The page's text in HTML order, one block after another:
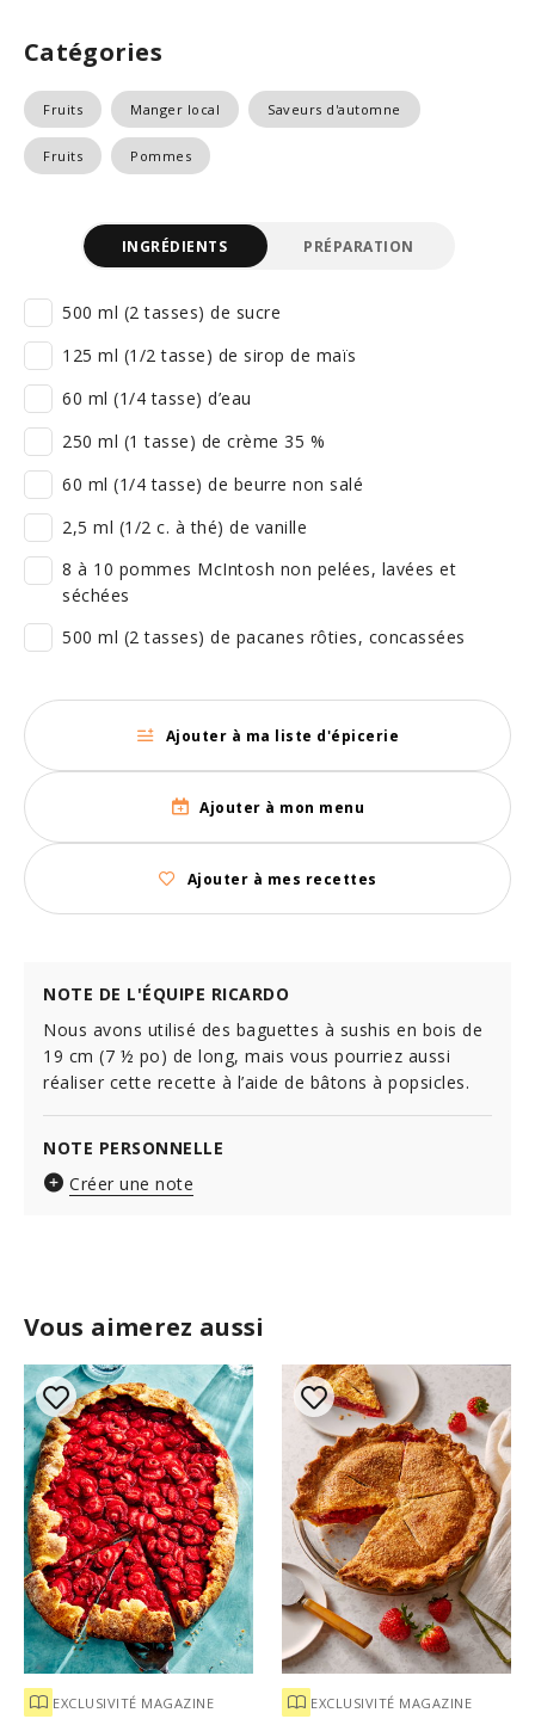
Catégories
Fruits Manger local Saveurs d'automne
Fruits Pommes
Vous aimerez aussi
EXCLUSIVITÉ MAGAZINE EXCLUSIVITÉ MAGAZINE
INGRÉDIENTS PRÉPARATION
500 ml (2 tasses) de sucre
125 ml (1/2 tasse) de sirop de maïs
60 ml (1/4 tasse) d’eau
250 ml (1 tasse) de crème 35 %
60 ml (1/4 tasse) de beurre non salé
2,5 ml (1/2 c. à thé) de vanille
8 à 10 pommes McIntosh non pelées, lavées et
séchées
500 ml (2 tasses) de pacanes rôties, concassées
Ajouter à ma liste d'épicerie
Ajouter à mon menu
Ajouter à mes recettes
NOTE DE L'ÉQUIPE RICARDO
Nous avons utilisé des baguettes à sushis en bois de
19 cm (7 ½ po) de long, mais vous pourriez aussi
réaliser cette recette à l’aide de bâtons à popsicles.
NOTE PERSONNELLE
Créer une note